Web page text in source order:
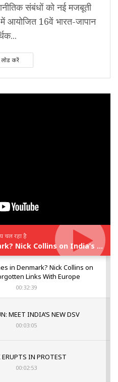
संबंधों को नई मजबूती
आयोजित 16वें भारत-जापान
करें
चल रहा है
Rigvedic Names in Denmark? Nick Collins on India’s Forgotten Links With Europe
in Denmark? Nick Collins on
Links With Europe
00:32:39
MEET INDIA’S NEW DSV
00:03:05
ERUPTS IN PROTEST
00:02:53